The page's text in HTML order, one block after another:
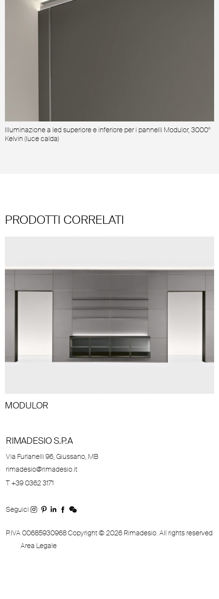
Illuminazione a led superiore e inferiore per i pannelli Modulor, 3000°
Kelvin (luce calda)
PRODOTTI CORRELATI
MODULOR
RIMADESIO S.P.A
Via Furlanelli 96, Giussano, MB
rimadesio@rimadesio.it
T +39 0362 3171
Seguici
P.IVA 00685930968 Copyright © 2026 Rimadesio. All rights reserved
Area Legale